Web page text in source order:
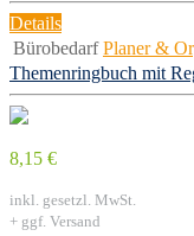
Details
Bürobedarf Planer &
Themenringbuch mit
8,15 €
inkl. gesetzl. MwSt.
+ ggf. Versand